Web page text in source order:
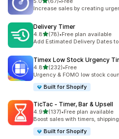
合計レビュー数：67件
Increase sales by creating
Delivery Timer
4.85つ星中
(78)
合計レビュー数：78件
•Free plan available
Add Estimated Delivery Dates
Timex Low Stock Urgency
4.85つ星中
(232)
合計レビュー数：232件
•Free
Urgency & FOMO low stock
Built for Shopify
TicTac ‑ Timer, Bar & Upsell
4.95つ星中
(137)
合計レビュー数：137件
•Free plan available
Boost sales with timers,
Built for Shopify